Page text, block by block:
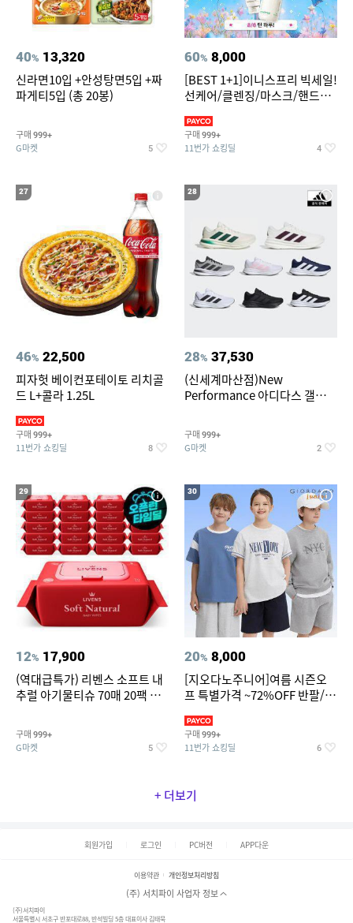
40% 13,320
신라면10입 +안성탕면5입 +짜
파게티5입 (총 20봉)
구매 999+
G마켓 5
60% 8,000
[BEST 1+1]이니스프리 빅세일!
선케어/클렌징/마스크/핸드크
구매 999+
11번가 쇼킹딜 4
27
46% 22,500
피자헛 베이컨포테이토 리치골
드 L+콜라 1.25L
구매 999+
11번가 쇼킹딜 8
28
28% 37,530
(신세계마산점)New
Performance 아디다스 갤럭시
구매 999+
G마켓 2
29
12% 17,900
(역대급특가) 리벤스 소프트 내
추럴 아기물티슈 70매 20팩 캡
구매 999+
G마켓 5
30
20% 8,000
[지오다노주니어]여름 시즌오
프 특별가격 ~72%OFF 반팔/반
구매 999+
11번가 쇼킹딜 6
+ 더보기
회원가입 로그인 PC버전 APP다운
이용약관 개인정보처리방침
(주) 서치파이 사업자 정보
(주)서치파이
서울특별시 서초구 반포대로88, 반석빌딩 5층 대표이사 김태묵